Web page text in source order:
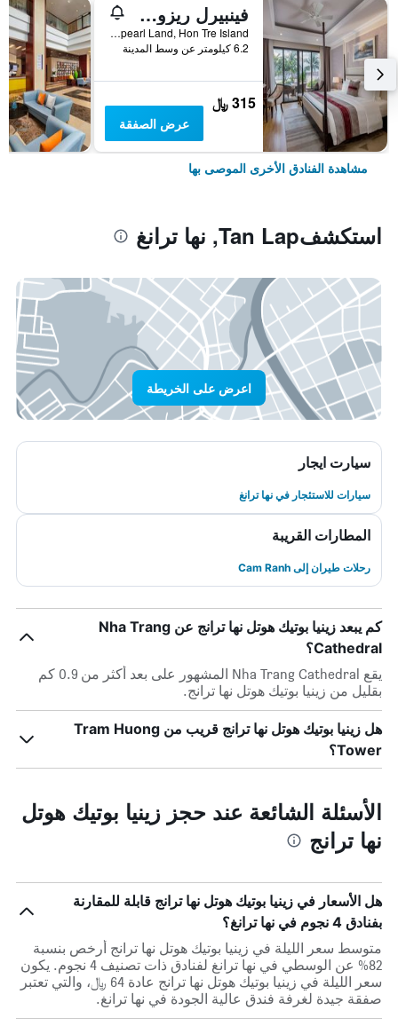
فينبيرل ريزورت نها ترانج
Vinpearl Land, Hon Tre Island, نها ترانغ, فيتنام
6.2 كيلومتر عن وسط المدينة
315 ﷼
عرض الصفقة
مشاهدة الفنادق الأخرى الموصى بها
استكشفTan Lap, نها ترانغ
اعرض على الخريطة
سيارت ايجار
سيارات للاستئجار في نها ترانغ
المطارات القريبة
رحلات طيران إلى Cam Ranh
كم يبعد زينيا بوتيك هوتل نها ترانج عن Nha Trang
Cathedral؟
يقع Nha Trang Cathedral المشهور على بعد أكثر من 0.9 كم
بقليل من زينيا بوتيك هوتل نها ترانج.
هل زينيا بوتيك هوتل نها ترانج قريب من Tram Huong
Tower؟
الأسئلة الشائعة عند حجز زينيا بوتيك هوتل
نها ترانج
هل الأسعار في زينيا بوتيك هوتل نها ترانج قابلة للمقارنة
بفنادق 4 نجوم في نها ترانغ؟
متوسط سعر الليلة في زينيا بوتيك هوتل نها ترانج أرخص بنسبة
82% عن الوسطي في نها ترانغ لفنادق ذات تصنيف 4 نجوم. يكون
سعر الليلة في زينيا بوتيك هوتل نها ترانج عادة 64 ﷼، والتي تعتبر
صفقة جيدة لغرفة فندق عالية الجودة في نها ترانغ.